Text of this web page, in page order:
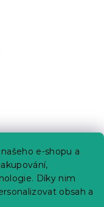
e-shopu a
Díky nim
obsah a